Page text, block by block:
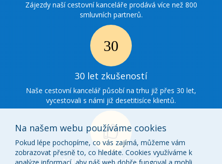
Zájezdy naší cestovní kanceláře prodává více než 800
smluvních partnerů.
30 Ikonka
zkušenosti
30 let zkušeností
Naše cestovní kancelář působí na trhu již přes 30 let,
vycestovali s námi již desetitisíce klientů.
Ikonka
Naše cestovní kancelář
Na našem webu používáme cookies
Pokud lépe pochopíme, co vás zajímá, můžeme vám
zobrazovat přesně to, co hledáte. Cookies využíváme k